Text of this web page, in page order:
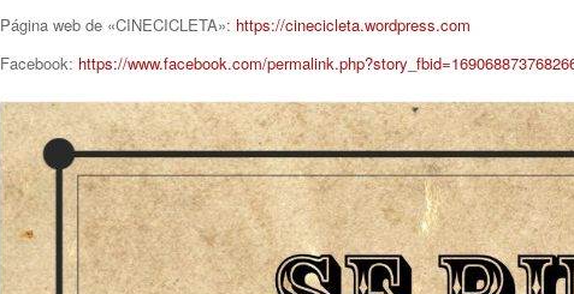
Página web de «CINECICLETA»: https://cinecicleta.wordpress.com
Facebook: https://www.facebook.com/